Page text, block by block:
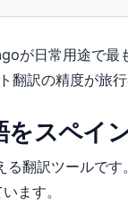
が日常用途で最
翻訳の精度が
をスペ
翻訳ツールです
ます。